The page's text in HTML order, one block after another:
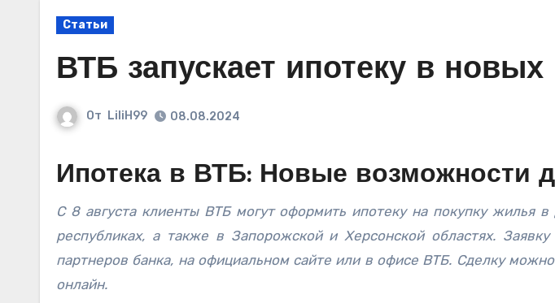
Статьи
ВТБ запускает ипотеку в новых
От LiliH99 08.08.2024
Ипотека в ВТБ: Новые возможности
С 8 августа клиенты ВТБ могут оформить ипотеку на покупку жилья в Донецкой и Луганской народных
республиках, а также в Запорожской и Херсонской областях.
партнеров банка, на официальном сайте или в офисе ВТБ. Сделку
онлайн.